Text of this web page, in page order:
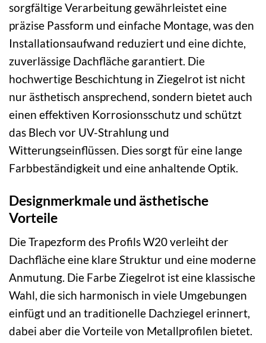
sorgfältige Verarbeitung gewährleistet eine
präzise Passform und einfache Montage, was den
Installationsaufwand reduziert und eine dichte,
zuverlässige Dachfläche garantiert. Die
hochwertige Beschichtung in Ziegelrot ist nicht
nur ästhetisch ansprechend, sondern bietet auch
einen effektiven Korrosionsschutz und schützt
das Blech vor UV-Strahlung und
Witterungseinflüssen. Dies sorgt für eine lange
Farbbeständigkeit und eine anhaltende Optik.
Designmerkmale und ästhetische
Vorteile
Die Trapezform des Profils W20 verleiht der
Dachfläche eine klare Struktur und eine moderne
Anmutung. Die Farbe Ziegelrot ist eine klassische
Wahl, die sich harmonisch in viele Umgebungen
einfügt und an traditionelle Dachziegel erinnert,
dabei aber die Vorteile von Metallprofilen bietet.